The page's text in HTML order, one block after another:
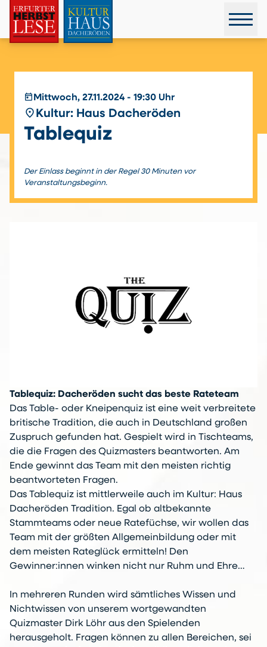
today Mittwoch, 27.11.2024 - 19:30 Uhr
place Kultur: Haus Dacheröden
Tablequiz
Der Einlass beginnt in der Regel 30 Minuten vor
Veranstaltungsbeginn.
Tablequiz: Dacheröden sucht das beste Rateteam
Das Table- oder Kneipenquiz ist eine weit verbreitete
britische Tradition, die auch in Deutschland großen
Zuspruch gefunden hat. Gespielt wird in Tischteams,
die die Fragen des Quizmasters beantworten. Am
Ende gewinnt das Team mit den meisten richtig
beantworteten Fragen.
Das Tablequiz ist mittlerweile auch im Kultur: Haus
Dacheröden Tradition. Egal ob altbekannte
Stammteams oder neue Ratefüchse, wir wollen das
Team mit der größten Allgemeinbildung oder mit
dem meisten Rateglück ermitteln! Den
Gewinner:innen winken nicht nur Ruhm und Ehre…
In mehreren Runden wird sämtliches Wissen und
Nichtwissen von unserem wortgewandten
Quizmaster Dirk Löhr aus den Spielenden
herausgeholt. Fragen können zu allen Bereichen, sei